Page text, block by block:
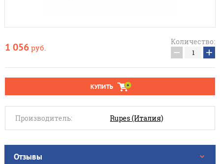
1 056 руб.
Количество:
− +
КУПИТЬ
Производитель: Rupes (Италия)
Отзывы